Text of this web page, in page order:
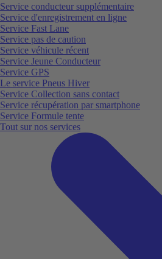
Service conducteur supplémentaire
Service d'enregistrement en ligne
Service Fast Lane
Service pas de caution
Service véhicule récent
Service Jeune Conducteur
Service GPS
Le service Pneus Hiver
Service Collection sans contact
Service récupération par smartphone
Service Formule tente
Tout sur nos services